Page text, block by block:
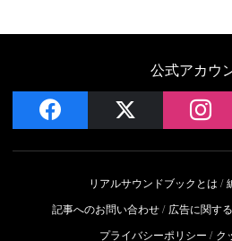
公式アカウ
facebook
リアルサウンドブックとは
記事へのお問い合わせ
広告に関す
プライバシーポリシー
ク